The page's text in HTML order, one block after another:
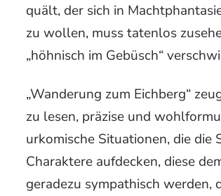
quält, der sich in
zu wollen, muss tatenlos
„höhnisch im Gebüsch“
„Wanderung zum Eichberg“
zu lesen, präzise und
urkomische Situationen, die die
Charaktere aufdecken, diese
geradezu sympathisch werden,